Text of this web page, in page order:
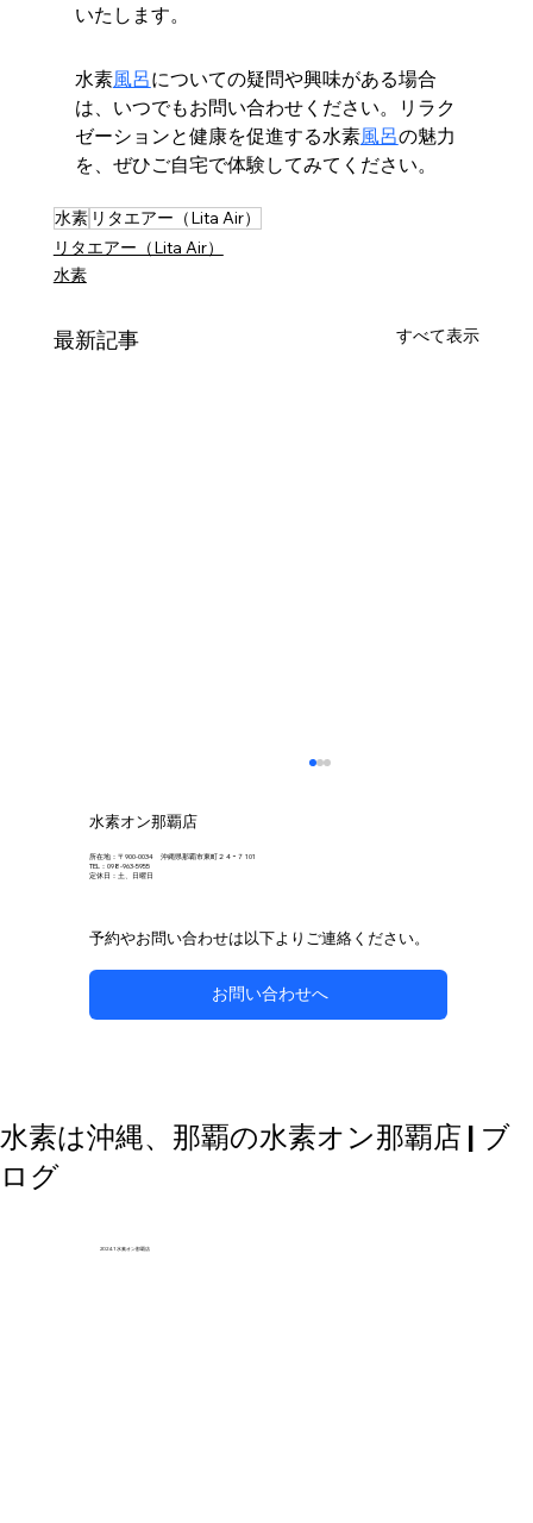
水素オン那覇店
所在地：〒900-0034 沖縄県那覇市東町２４−７ 101
TEL：098-963-5955
定休日：土、日曜日
予約やお問い合わせは以下よりご連絡ください。
お問い合わせへ
水素は沖縄、那覇の水素オン那覇店 | ブ
ログ
いたします。
水素風呂についての疑問や興味がある場合
は、いつでもお問い合わせください。リラク
ゼーションと健康を促進する水素風呂の魅力
を、ぜひご自宅で体験してみてください。
水素 リタエアー（Lita Air）
リタエアー（Lita Air）
水素
最新記事 すべて表示
自然な方法で副鼻腔炎のケアを目指す
2024.1 水素オン那覇店